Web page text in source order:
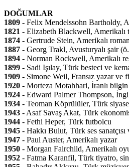
DOĞUMLAR
1809 - Felix Mendelssohn Bartholdy,
1821 - Elizabeth Blackwell, Amerikalı
1874 - Gertrude Stein, Amerikalı
1887 - Georg Trakl, Avusturyalı şair
1894 - Norman Rockwell, Amerikalı
1899 - Sadi Işılay, Türk besteci ve
1909 - Simone Weil, Fransız yazar ve
1920 - Morteza Motahhari, İranlı
1924 - Edward Palmer Thompson,
1934 - Teoman Köprülüler, Türk
1943 - Asaf Savaş Akat, Türk
1944 - Fethi Heper, Türk futbolcu
1945 - Hakkı Bulut, Türk ses sanatçısı
1947 - Paul Auster, Amerikalı yazar
1950 - Morgan Fairchild, Amerikalı
1952 - Fatma Karanfil, Türk tiyatro,